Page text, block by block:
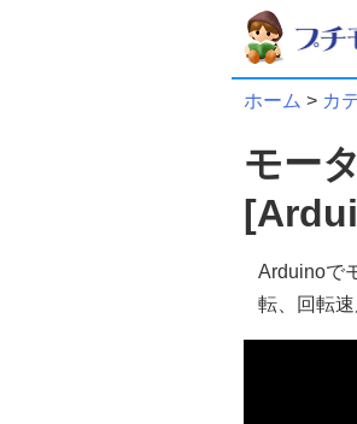
ホーム > カ
モー
Arduinoで
転、回転